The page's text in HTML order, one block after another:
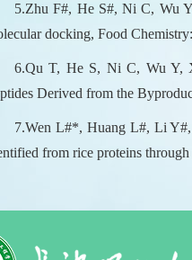
5.Zhu F#, He S#, Ni C, Wu
docking, Food
6.Qu T, He S, Ni C, Wu
Derived from the
7.Wen L#*, Huang L#, Li
from rice proteins